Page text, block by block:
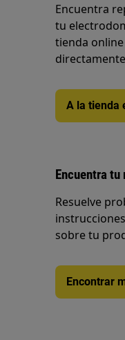
Encuentra
tu
tienda
A la tienda
Encuentra tu
Resuelve
sobre tu
Encontrar